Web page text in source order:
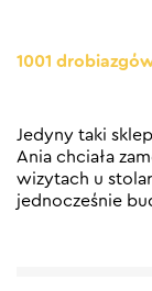
1001
Jedyny taki
Ania chciała
wizytach u
jednocześnie